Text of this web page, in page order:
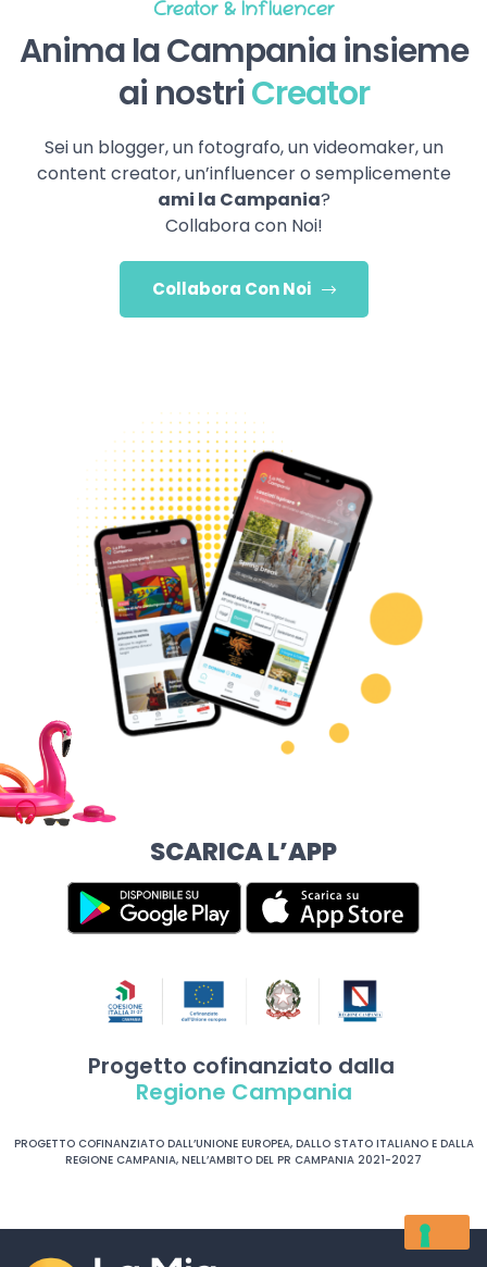
Creator & Influencer
Anima la Campania insieme
ai nostriCreator
Sei un blogger, un fotografo, un videomaker, un
content creator, un’influencer o semplicemente
ami la Campania?
Collabora con Noi!
Collabora Con Noi
SCARICA L’APP
Progetto cofinanziato dalla
Regione Campania
PROGETTO COFINANZIATO DALL’UNIONE EUROPEA, DALLO STATO ITALIANO E DALLA
REGIONE CAMPANIA, NELL’AMBITO DEL PR CAMPANIA 2021-2027